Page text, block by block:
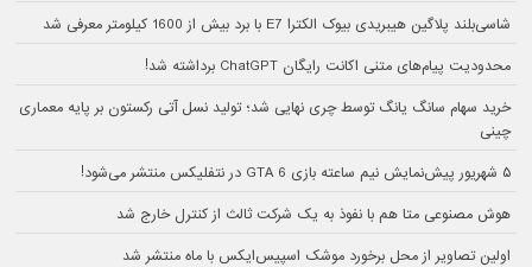
شاسی‌بلند پلاگین هیبریدی بیوک الکترا E7 با برد بیش از 1600 کیلومتر معرفی شد
محدودیت پیام‌های متنی اکانت رایگان ChatGPT برداشته شد!
خرید سهام سانگ‌ یانگ توسط چری نهایی شد؛ تولید نسل آتی رکستون بر پایه معماری
چینی
۵ شهریور پیش‌نمایش نیم ساعته بازی GTA 6 در نتفلیکس منتشر می‌شود!
هوش مصنوعی متا هم با نفوذ به یک شرکت ثالث از کنترل خارج شد
اولین تصاویر از محل برخورد موشک اسپیس‌ایکس با ماه منتشر شد